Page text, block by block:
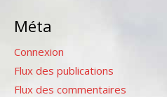
Méta
Connexion
Flux des publications
Flux des commentaires